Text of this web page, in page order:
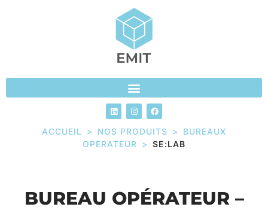
ACCUEIL > NOS PRODUITS >
BUREAUX
OPERATEUR
> SE:LAB
BUREAU OPÉRATEUR –